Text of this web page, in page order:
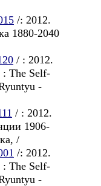
/: 2012.
1880-2040
/ : 2012.
The Self-
-
/ : 2012.
1906-
/
/: 2012.
The Self-
-